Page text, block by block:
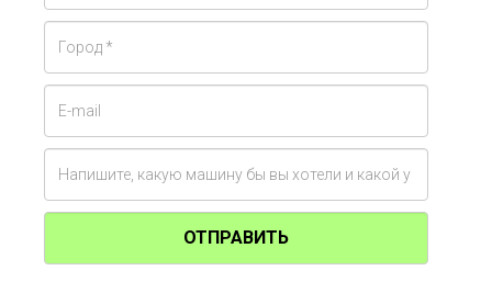
ОТПРАВИТЬ